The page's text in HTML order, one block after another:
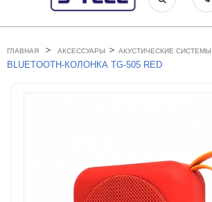
ГЛАВНАЯ > АКСЕССУАРЫ > АКУСТИЧЕСКИЕ СИСТЕМЫ
BLUETOOTH-КОЛОНКА TG-505 RED